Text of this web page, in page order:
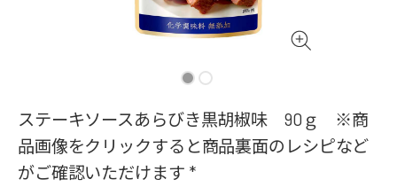
ステーキソースあらびき黒胡椒味 90ｇ ※商
品画像をクリックすると商品裏面のレシピなど
がご確認いただけます *